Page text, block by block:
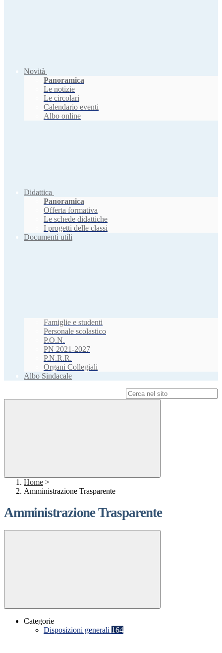
Novità
Panoramica
Le notizie
Le circolari
Calendario eventi
Albo online
Didattica
Panoramica
Offerta formativa
Le schede didattiche
I progetti delle classi
Documenti utili
Famiglie e studenti
Personale scolastico
P.O.N.
PN 2021-2027
P.N.R.R.
Organi Collegiali
Albo Sindacale
Home >
Amministrazione Trasparente
Amministrazione Trasparente
Categorie
Disposizioni generali 164